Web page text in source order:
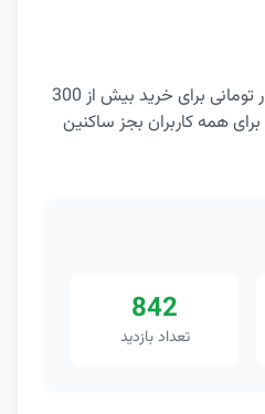
کد دو بار مصرف 60 هزار تومانی برای خرید بیش از 300
برای همه کاربران بجز ساکنین
842
تعداد بازدید